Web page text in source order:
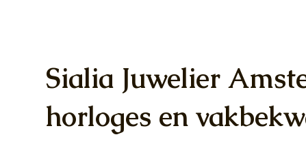
Sialia Juwelier
horloges en